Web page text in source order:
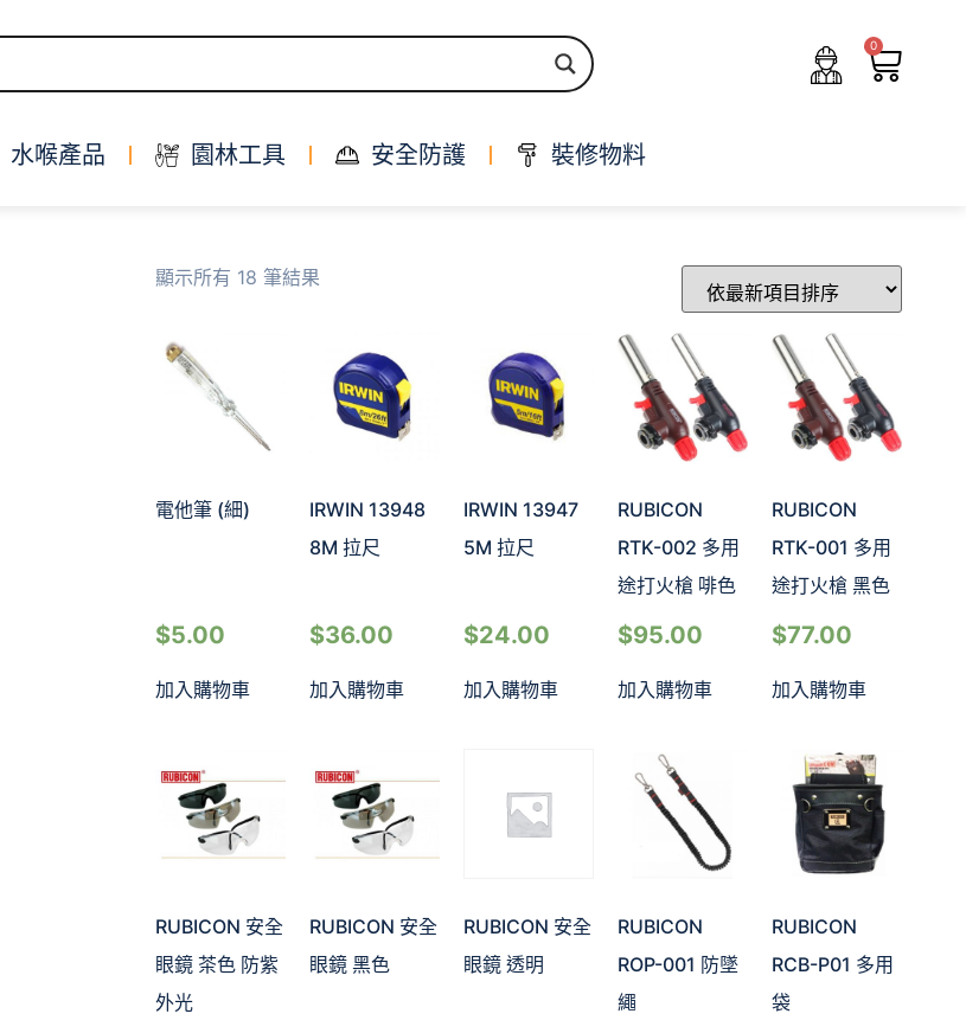
0
水喉產品 園林工具 安全防護 裝修物料
顯示所有 18 筆結果
電他筆 (細)
$5.00
加入購物車
IRWIN 13948
8M 拉尺
$36.00
加入購物車
IRWIN 13947
5M 拉尺
$24.00
加入購物車
RUBICON
RTK-002 多用
途打火槍 啡色
$95.00
加入購物車
RUBICON
RTK-001 多用
途打火槍 黑色
$77.00
加入購物車
RUBICON 安全
眼鏡 茶色 防紫
外光
RUBICON 安全
眼鏡 黑色
RUBICON 安全
眼鏡 透明
RUBICON
ROP-001 防墜
繩
RUBICON
RCB-P01 多用
袋